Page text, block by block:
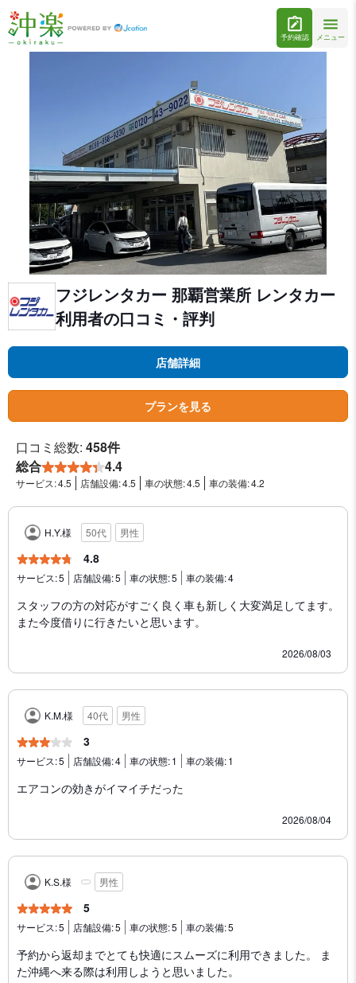
予約確認 メニュー
フジレンタカー 那覇営業所 レンタカー
利用者の口コミ・評判
店舗詳細
プランを見る
口コミ総数: 458件
総合
4.4
サービス:4.5 店舗設備:4.5 車の状態:4.5 車の装備:4.2
H.Y.様 50代 男性
4.8
サービス:5 店舗設備:5 車の状態:5 車の装備:4
スタッフの方の対応がすごく良く車も新しく大変満足してます。
また今度借りに行きたいと思います。
2026/08/03
K.M.様 40代 男性
3
サービス:5 店舗設備:4 車の状態:1 車の装備:1
エアコンの効きがイマイチだった
2026/08/04
K.S.様 男性
5
サービス:5 店舗設備:5 車の状態:5 車の装備:5
予約から返却までとても快適にスムーズに利用できました。 ま
た沖縄へ来る際は利用しようと思いました。